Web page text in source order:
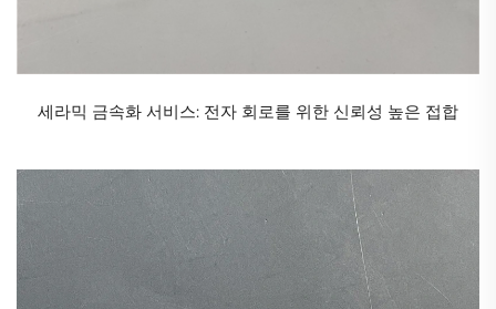
7. 하이브리드 회로: 부품이 기판에 직접 인쇄되는 하이
브리드 마이크로회로에서 일반적으로 사용됩니다.
는 두꺼운 필름 방식으로 제작되어 거의 모든 현대식
PCB에 사용되고 있습니다.
9. 저항기 네트워크: 여러 개의 두꺼운 필름 저항기를 하
나의 기판 위에 인쇄하여 소형 저항기 어레이를 제작할
세라믹 금속화 서비스: 전자 회로를 위한 신뢰성 높은 접합